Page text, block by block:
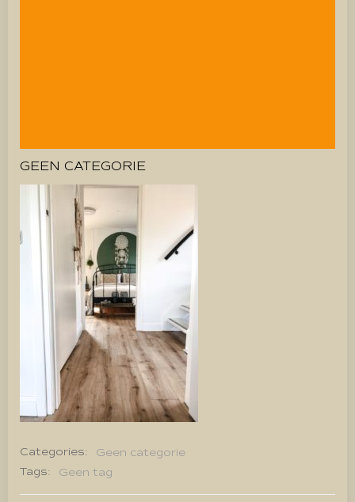
GEEN CATEGORIE
Categories:
Geen categorie
Tags:
Geen tag